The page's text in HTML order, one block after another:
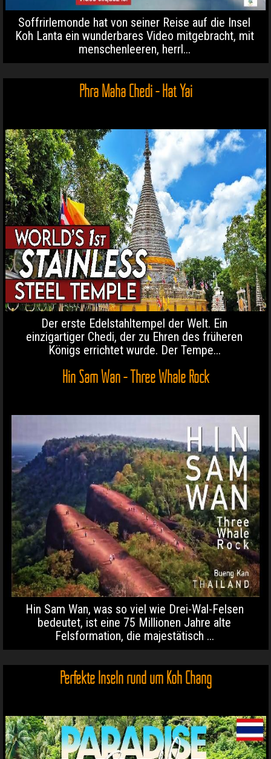
Soffrirlemonde hat von seiner Reise auf die Insel
Koh Lanta ein wunderbares Video mitgebracht, mit
menschenleeren, herrl...
Phra Maha Chedi - Hat Yai
Der erste Edelstahltempel der Welt. Ein
einzigartiger Chedi, der zu Ehren des früheren
Königs errichtet wurde. Der Tempe...
Hin Sam Wan - Three Whale Rock
Hin Sam Wan, was so viel wie Drei-Wal-Felsen
bedeutet, ist eine 75 Millionen Jahre alte
Felsformation, die majestätisch ...
Perfekte Inseln rund um Koh Chang